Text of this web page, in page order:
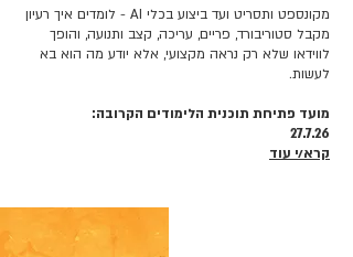
מקונספט ותסריט ועד ביצוע בכלי AI - לומדים איך רעיון
מקבל סטוריבורד, פריים, עריכה, קצב ותנועה, והופך
לווידאו שלא רק נראה מקצועי, אלא יודע מה הוא בא
לעשות.
מועד פתיחת תוכנית הלימודים הקרובה:
27.7.26
קרא/י עוד